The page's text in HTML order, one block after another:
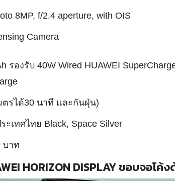
8MP, f/2.4 aperture, with OIS
Camera
รองรับ 40W Wired HUAWEI
ตรได้30 นาที และกันฝุ่น)
เทศไทย Black, Space Silver
บาท
HORIZON DISPLAY ขอบจอโค้